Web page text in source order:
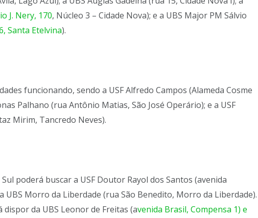
J. Nery, 170, Núcleo 3 – Cidade Nova); e a UBS Major PM Sálvio
Santa Etelvina).
funcionando, sendo a USF Alfredo Campos (Alameda Cosme
Palhano (rua Antônio Matias, São José Operário); e a USF
Mirim, Tancredo Neves).
poderá buscar a USF Doutor Rayol dos Santos (avenida
UBS Morro da Liberdade (rua São Benedito, Morro da Liberdade).
dispor da UBS Leonor de Freitas (avenida Brasil, Compensa 1) e